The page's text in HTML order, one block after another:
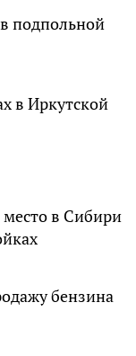
подпольной
в Иркутской
место в Сибири
бензина